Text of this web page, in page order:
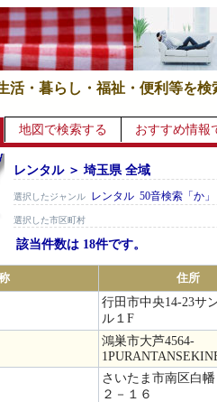
・暮らし・福祉・便利等を検
地図で検索する
おすすめ情報
レンタル ＞ 埼玉県 全域
選択したジャンル レンタル 50音検索「か」
選択した市区町村
該当件数は 18件です。
住所
行田市中央14-23サ
ル１F
鴻巣市大芦4564-
さいたま市南区白幡
２－１６